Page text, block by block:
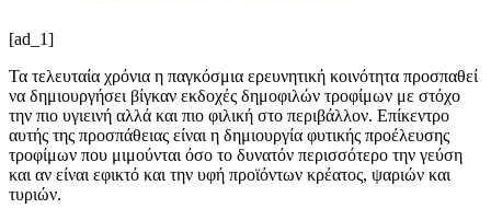
[ad_1]
Τα τελευταία χρόνια η παγκόσμια ερευνητική κοινότητα προσπαθεί
να δημιουργήσει βίγκαν εκδοχές δημοφιλών τροφίμων με στόχο
την πιο υγιεινή αλλά και πιο φιλική στο περιβάλλον. Επίκεντρο
αυτής της προσπάθειας είναι η δημιουργία φυτικής προέλευσης
τροφίμων που μιμούνται όσο το δυνατόν περισσότερο την γεύση
και αν είναι εφικτό και την υφή προϊόντων κρέατος, ψαριών και
τυριών.